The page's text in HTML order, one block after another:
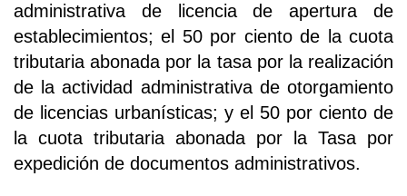
administrativa de licencia de apertura de
establecimientos; el 50 por ciento de la cuota
tributaria abonada por la tasa por la realización
de la actividad administrativa de otorgamiento
de licencias urbanísticas; y el 50 por ciento de
la cuota tributaria abonada por la Tasa por
expedición de documentos administrativos.